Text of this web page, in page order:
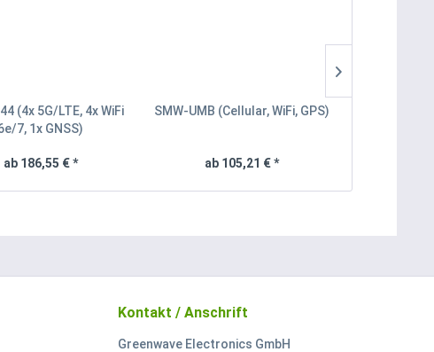
(4x 5G/LTE, 4x WiFi
7, 1x GNSS)
ab 186,55 € *
SMW-UMB (Cellular, WiFi, GPS)
ab 105,21 € *
Kontakt / Anschrift
Greenwave Electronics GmbH